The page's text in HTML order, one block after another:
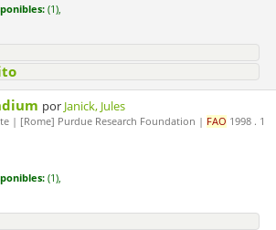
(1),
por Janick, Jules
| [Rome] Purdue Research Foundation | FAO 1998 . 1
(1),